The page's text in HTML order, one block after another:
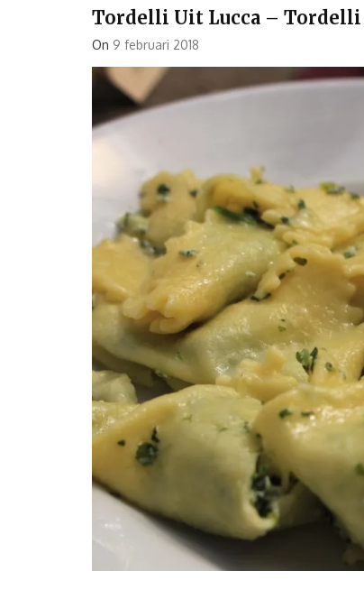
Tordelli Uit Lucca – Tordelli
On 9 februari 2018